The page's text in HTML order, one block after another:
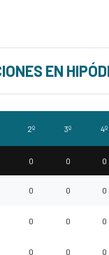
EN
2º 3º 4º
0 0 0
0 0 0
0 0 0
0 0 0